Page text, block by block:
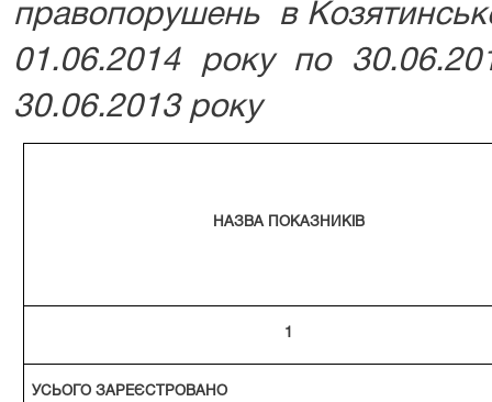
правопорушень в
01.06.2014 року по
30.06.2013 року
НАЗВА ПОКАЗНИКІВ
1
УСЬОГО ЗАРЕЄСТРОВАНО